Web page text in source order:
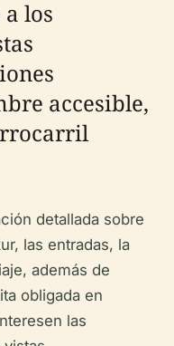
los
accesible,
detallada sobre
las entradas, la
además de
obligada en
las